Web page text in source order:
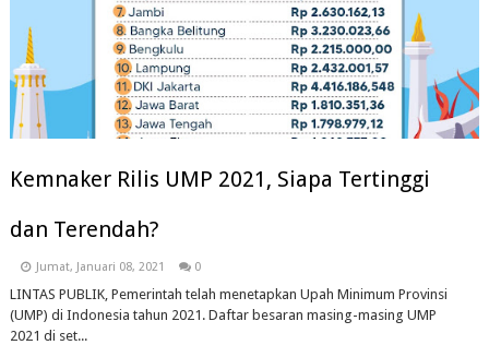
Kemnaker Rilis UMP 2021, Siapa Tertinggi
dan Terendah?
Jumat, Januari 08, 2021 0
LINTAS PUBLIK, Pemerintah telah menetapkan Upah Minimum Provinsi
(UMP) di Indonesia tahun 2021. Daftar besaran masing-masing UMP
2021 di set...